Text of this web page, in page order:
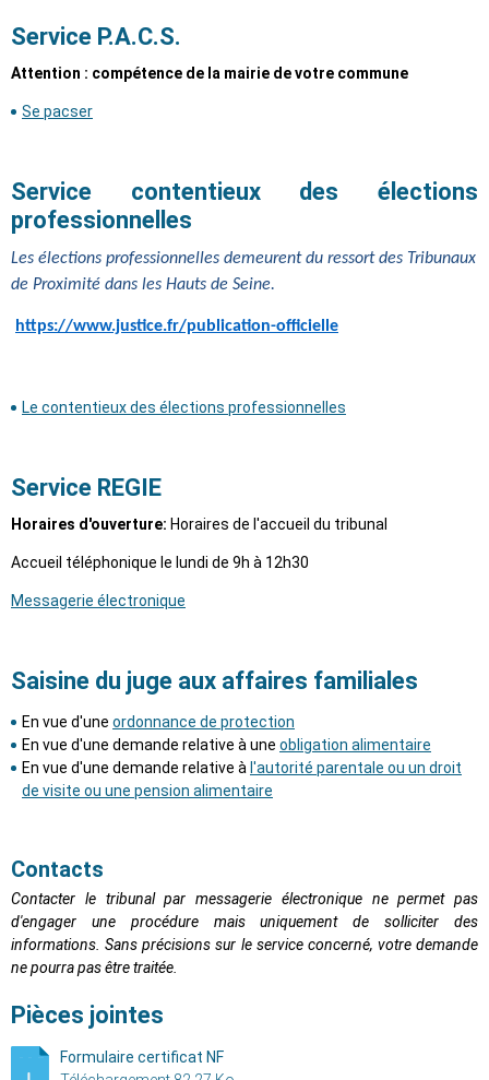
Service P.A.C.S.
Attention : compétence de la mairie de votre commune
Se pacser
Service contentieux des élections
professionnelles
Les élections professionnelles demeurent du ressort des Tribunaux
de Proximité dans les Hauts de Seine.
https://www.justice.fr/publication-officielle
Le contentieux des élections professionnelles
Service REGIE
Horaires d'ouverture: Horaires de l'accueil du tribunal
Accueil téléphonique le lundi de 9h à 12h30
Messagerie électronique
Saisine du juge aux affaires familiales
En vue d'une ordonnance de protection
En vue d'une demande relative à une obligation alimentaire
En vue d'une demande relative à l'autorité parentale ou un droit
de visite ou une pension alimentaire
Contacts
Contacter le tribunal par messagerie électronique ne permet pas
d'engager une procédure mais uniquement de solliciter des
informations. Sans précisions sur le service concerné, votre demande
ne pourra pas être traitée.
Pièces jointes
Formulaire certificat NF